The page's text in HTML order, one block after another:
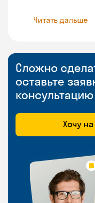
Читать дальше
Сложно
оставьте
консультацию
Хочу